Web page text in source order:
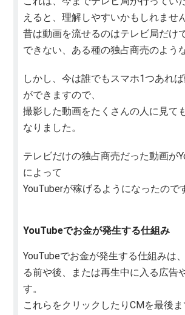
えると、理解しやすいかもしれません
昔は動画を流せるのはテレビ局だけ
できない、ある種の独占商売のよう
しかし、今は誰でもスマホ1つあれ
ができますので、
撮影した動画をたくさんの人に見て
なりました。
テレビだけの独占商売だった動画が
によって
YouTuberが稼げるようになったので
YouTubeでお金が発生する仕組み
YouTubeでお金が発生する仕組みは
る前や後、または再生中に入る広告
す。
これらをクリックしたりCMを最後ま